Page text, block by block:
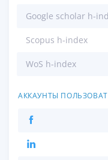
Google scholar h-
Scopus h-index
WoS h-index
АККАУНТЫ